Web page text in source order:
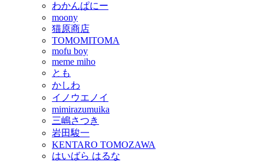
わかんぱにー
moony
猫原商店
TOMOMITOMA
mofu boy
meme miho
とも
かしわ
イノウエノイ
mimirazumuika
三嶋さつき
岩田駿一
KENTARO TOMOZAWA
はいばら はるな